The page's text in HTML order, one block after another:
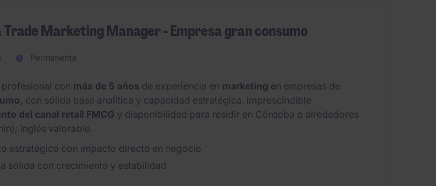
Trade Marketing Manager - Empresa gran consumo
Permanente
profesional con más de 5 años de experiencia en marketing en empresas de
con sólida base analítica y capacidad estratégica. Imprescindible
del canal retail FMCG y disponibilidad para residir en Córdoba o alrededores
inglés valorable.
estratégico con impacto directo en negocio
sólida con crecimiento y estabilidad